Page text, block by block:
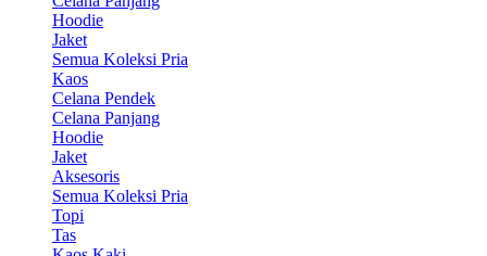
Hoodie
Jaket
Semua Koleksi Pria
Kaos
Celana Pendek
Celana Panjang
Hoodie
Jaket
Aksesoris
Semua Koleksi Pria
Topi
Tas